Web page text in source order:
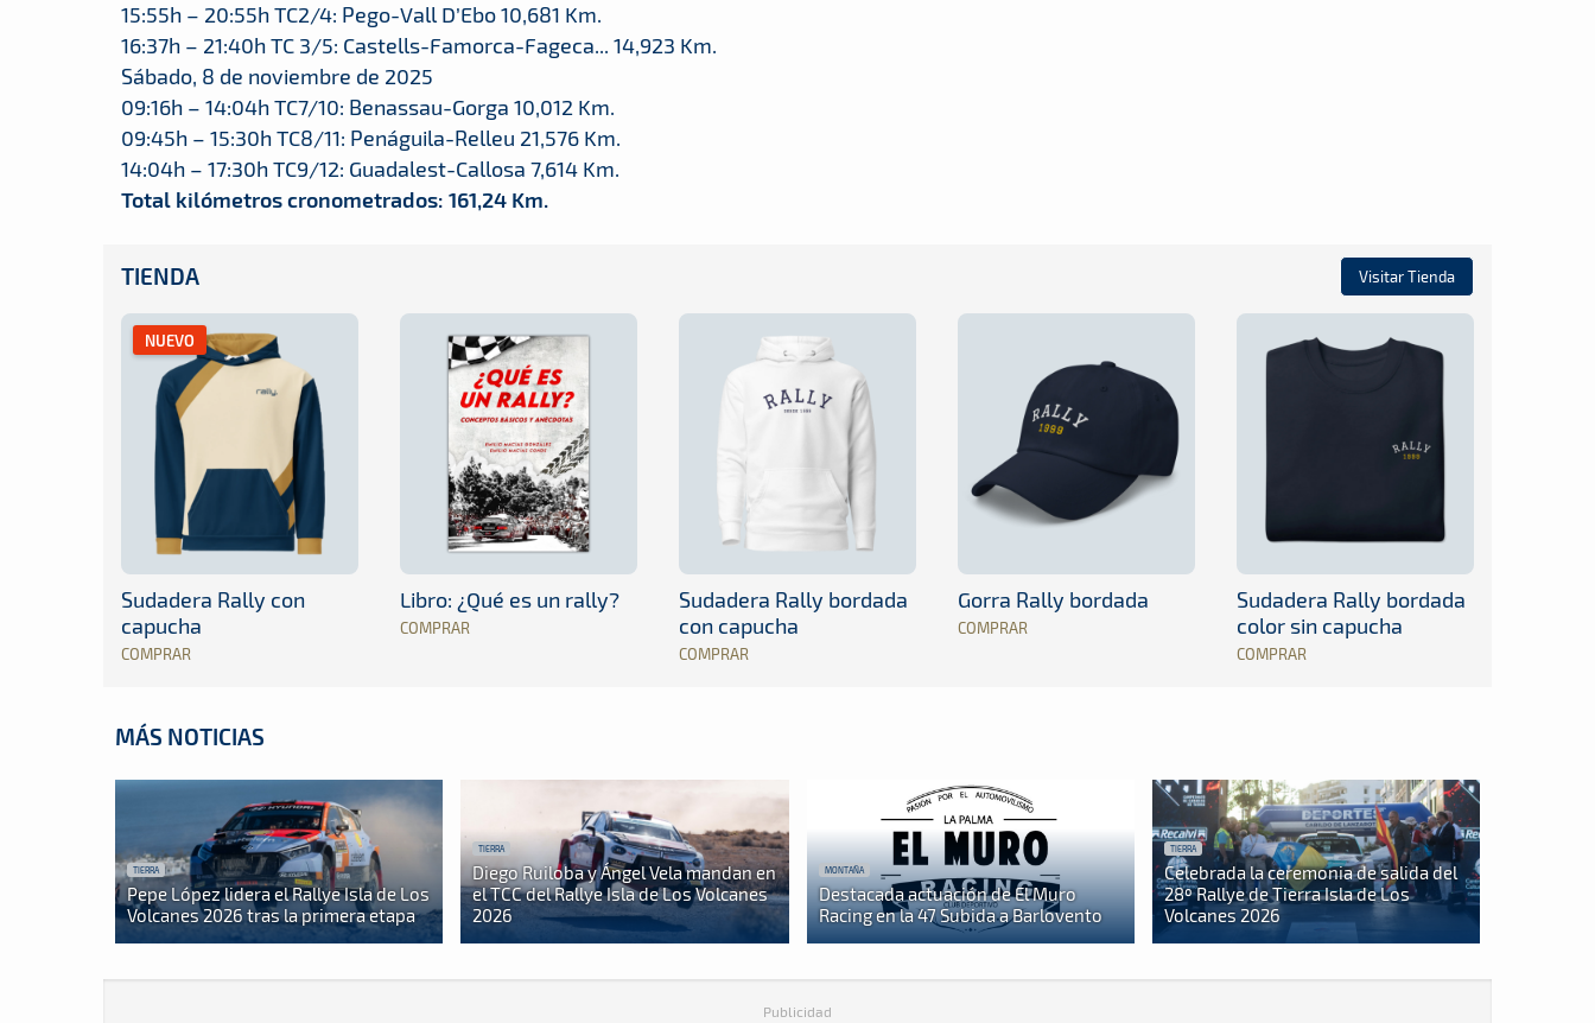
15:55h – 20:55h TC2/4: Pego-Vall D’Ebo 10,681 Km.
16:37h – 21:40h TC 3/5: Castells-Famorca-Fageca... 14,923 Km.
Sábado, 8 de noviembre de 2025
09:16h – 14:04h TC7/10: Benassau-Gorga 10,012 Km.
09:45h – 15:30h TC8/11: Penáguila-Relleu 21,576 Km.
14:04h – 17:30h TC9/12: Guadalest-Callosa 7,614 Km.
Total kilómetros cronometrados: 161,24 Km.
TIENDA Visitar Tienda
NUEVO
Sudadera Rally con
capucha
COMPRAR
Libro: ¿Qué es un rally?
COMPRAR
Sudadera Rally bordada
con capucha
COMPRAR
Gorra Rally bordada
COMPRAR
Sudadera Rally bordada
color sin capucha
COMPRAR
MÁS NOTICIAS
TIERRA
Pepe López lidera el Rallye Isla de Los
Volcanes 2026 tras la primera etapa
TIERRA
Diego Ruiloba y Ángel Vela mandan en
el TCC del Rallye Isla de Los Volcanes
2026
MONTAÑA
Destacada actuación de El Muro
Racing en la 47 Subida a Barlovento
TIERRA
Celebrada la ceremonia de salida del
28º Rallye de Tierra Isla de Los
Volcanes 2026
Publicidad